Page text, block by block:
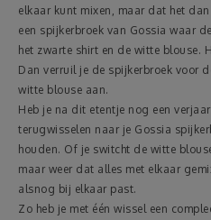
elkaar kunt mixen, maar dat het
een spijkerbroek van Gossia waar
het zwarte shirt en de witte blouse.
Dan verruil je de spijkerbroek voor
witte blouse aan.
Heb je na dit etentje nog een
terugwisselen naar je Gossia
houden. Of je switcht de witte
maar weer dat alles met elkaar
alsnog bij elkaar past.
Zo heb je met één wissel een